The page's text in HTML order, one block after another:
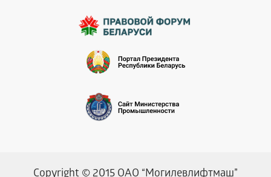
Copyright © 2015 ОАО “Могилевлифтмаш”